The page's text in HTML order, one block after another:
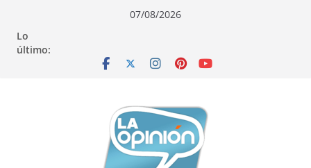
contenido
navegación
contenido
07/08/2026
Lo
último: